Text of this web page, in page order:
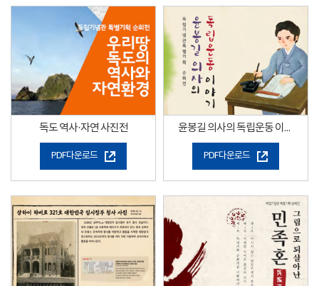
독도 역사·자연 사진전
PDF다운로드
윤봉길 의사의 독립운동 이야기
PDF다운로드